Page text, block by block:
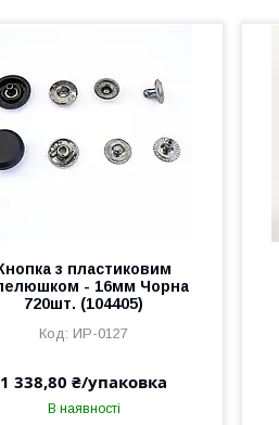
з пластиковим
- 16мм Чорна
720шт. (104405)
ИР-0127
1 338,80 ₴/упаковка
В наявності